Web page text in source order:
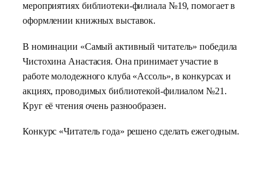
мероприятиях библиотеки-филиала №19, помогает в
оформлении книжных выставок.
В номинации «Самый активный читатель» победила
Чистохина Анастасия. Она принимает участие в
работе молодежного клуба «Ассоль», в конкурсах и
акциях, проводимых библиотекой-филиалом №21.
Круг её чтения очень разнообразен.
Конкурс «Читатель года» решено сделать ежегодным.